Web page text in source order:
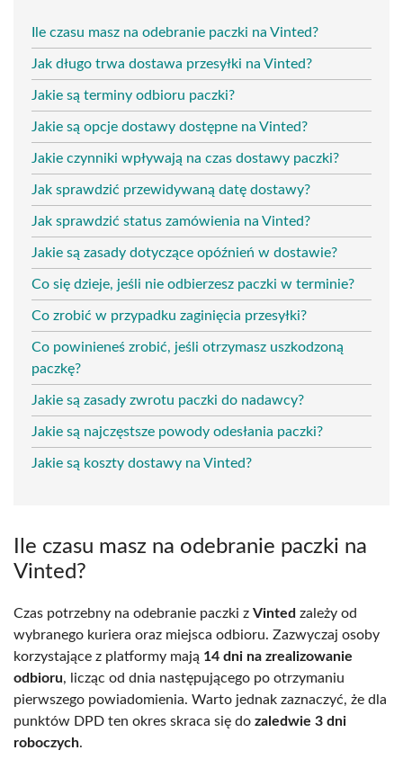
Ile czasu masz na odebranie paczki na Vinted?
Jak długo trwa dostawa przesyłki na Vinted?
Jakie są terminy odbioru paczki?
Jakie są opcje dostawy dostępne na Vinted?
Jakie czynniki wpływają na czas dostawy paczki?
Jak sprawdzić przewidywaną datę dostawy?
Jak sprawdzić status zamówienia na Vinted?
Jakie są zasady dotyczące opóźnień w dostawie?
Co się dzieje, jeśli nie odbierzesz paczki w terminie?
Co zrobić w przypadku zaginięcia przesyłki?
Co powinieneś zrobić, jeśli otrzymasz uszkodzoną
paczkę?
Jakie są zasady zwrotu paczki do nadawcy?
Jakie są najczęstsze powody odesłania paczki?
Jakie są koszty dostawy na Vinted?
Ile czasu masz na odebranie paczki na
Vinted?
Czas potrzebny na odebranie paczki z Vinted zależy od
wybranego kuriera oraz miejsca odbioru. Zazwyczaj osoby
korzystające z platformy mają 14 dni na zrealizowanie
odbioru, licząc od dnia następującego po otrzymaniu
pierwszego powiadomienia. Warto jednak zaznaczyć, że dla
punktów DPD ten okres skraca się do zaledwie 3 dni
roboczych.